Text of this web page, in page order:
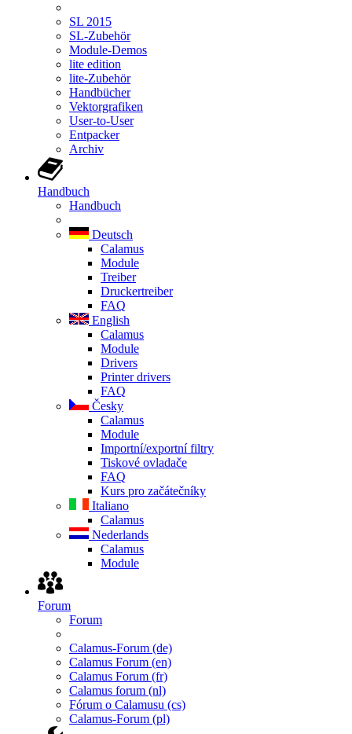
SL 2015
SL-Zubehör
Module-Demos
lite edition
lite-Zubehör
Handbücher
Vektorgrafiken
User-to-User
Entpacker
Archiv
Handbuch
Handbuch
Deutsch
Calamus
Module
Treiber
Druckertreiber
FAQ
English
Calamus
Module
Drivers
Printer drivers
FAQ
Česky
Calamus
Module
Importní/exportní filtry
Tiskové ovladače
FAQ
Kurs pro začátečníky
Italiano
Calamus
Nederlands
Calamus
Module
Forum
Forum
Calamus-Forum (de)
Calamus Forum (en)
Calamus Forum (fr)
Calamus forum (nl)
Fórum o Calamusu (cs)
Calamus-Forum (pl)